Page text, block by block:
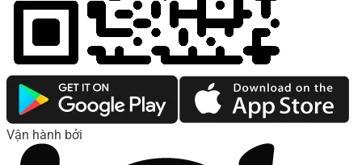
Vận hành bởi